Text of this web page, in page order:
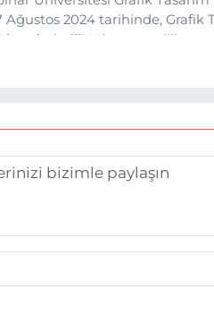
2024 tarihinde, Grafik
(EHA) gazetecilik
etkisiyle basın